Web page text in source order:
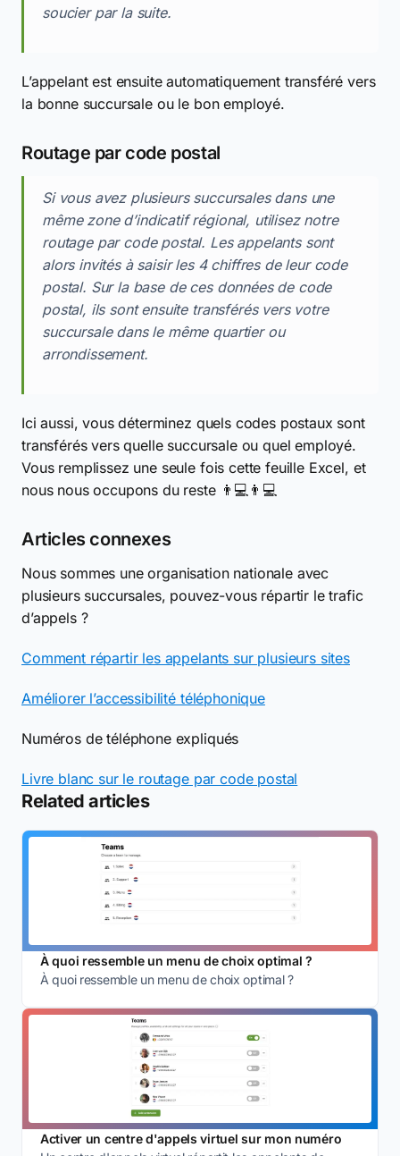
soucier par la suite.
L’appelant est ensuite automatiquement transféré vers
la bonne succursale ou le bon employé.
Routage par code postal
Si vous avez plusieurs succursales dans une
même zone d’indicatif régional, utilisez notre
routage par code postal. Les appelants sont
alors invités à saisir les 4 chiffres de leur code
postal. Sur la base de ces données de code
postal, ils sont ensuite transférés vers votre
succursale dans le même quartier ou
arrondissement.
Ici aussi, vous déterminez quels codes postaux sont
transférés vers quelle succursale ou quel employé.
Vous remplissez une seule fois cette feuille Excel, et
nous nous occupons du reste 👨💻👨💻
Articles connexes
Nous sommes une organisation nationale avec
plusieurs succursales, pouvez-vous répartir le trafic
d’appels ?
Comment répartir les appelants sur plusieurs sites
Améliorer l’accessibilité téléphonique
Numéros de téléphone expliqués
Livre blanc sur le routage par code postal
Related articles
À quoi ressemble un menu de choix optimal ?
À quoi ressemble un menu de choix optimal ?
Activer un centre d'appels virtuel sur mon numéro